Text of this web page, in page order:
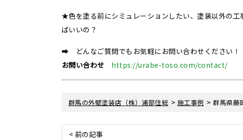
★色を塗る前にシミュレーションしたい、塗装以外の
ばいいの？
➡ どんなご質問でもお気軽にお問い合わせください！
お問い合わせ
https://urabe-toso.com/contact/
群馬の外壁塗装店（株）浦部住総 > 施工事例 >群馬県藤
< 前の記事